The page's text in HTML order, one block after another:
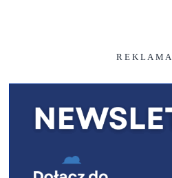
R E K L A M A